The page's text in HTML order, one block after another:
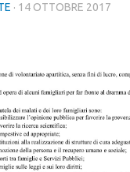
· 14 OTTOBRE 2017